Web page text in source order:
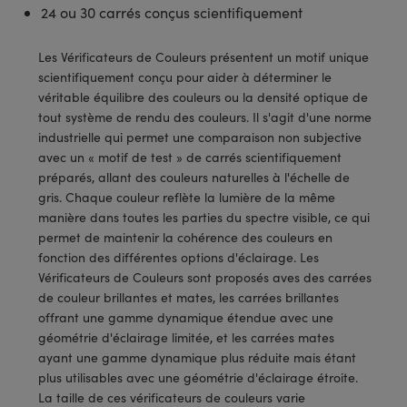
Optiques Traités par
Ionique
Diffractifs (DOE)
Optiques
Laser
Modulaires Zoom
la Microscopie
Micromètres
de Microscopie
ou Coupleurs
de Poche ou à Mesure Directe
: Microscopie
et Composants
pour Caméras
: Caméras
Development Systems
Optical
Optiques Lightpath ®
Labs™
24 ou 30 carrés conçus scientifiquement
Les Vérificateurs de Couleurs présentent un motif unique
scientifiquement conçu pour aider à déterminer le
véritable équilibre des couleurs ou la densité optique de
tout système de rendu des couleurs. Il s'agit d'une norme
industrielle qui permet une comparaison non subjective
avec un « motif de test » de carrés scientifiquement
préparés, allant des couleurs naturelles à l'échelle de
gris. Chaque couleur reflète la lumière de la même
manière dans toutes les parties du spectre visible, ce qui
permet de maintenir la cohérence des couleurs en
fonction des différentes options d'éclairage. Les
Vérificateurs de Couleurs sont proposés aves des carrées
de couleur brillantes et mates, les carrées brillantes
offrant une gamme dynamique étendue avec une
géométrie d'éclairage limitée, et les carrées mates
ayant une gamme dynamique plus réduite mais étant
plus utilisables avec une géométrie d'éclairage étroite.
La taille de ces vérificateurs de couleurs varie